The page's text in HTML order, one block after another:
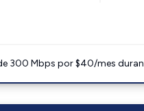
300 Mbps por $40/mes